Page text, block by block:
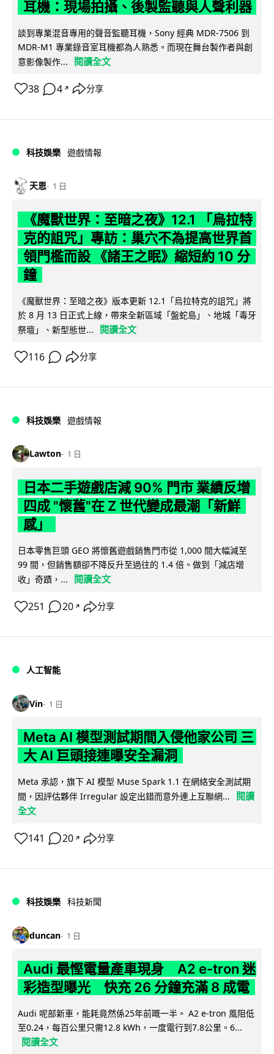
耳機：現場拍攝、後製監聽與人聲利器
談到專業混音專用的聲音監聽耳機，Sony 經典 MDR-7506 到
MDR-M1 專業錄音室耳機都為人熟悉。而現在舞台製作者與創
意影像製作...
閱讀全文
38 4 ↗ 分享
科技娛樂 遊戲情報
天恩 1 日
《魔獸世界：至暗之夜》12.1 「烏拉特
克的詛咒」專訪：巢穴不為提高世界首
領門檻而設 《諸王之眠》縮短約 10 分
鐘
《魔獸世界：至暗之夜》版本更新 12.1「烏拉特克的詛咒」將
於 8 月 13 日正式上線，帶來全新區域「盤蛇島」、地城「毒牙
祭壇」、新型態世...
閱讀全文
116 分享
科技娛樂 遊戲情報
Lawton 1 日
日本二手遊戲店減 90% 門市 業績反增
四成 "懷舊"在 Z 世代變成最潮「新鮮
感」
日本零售巨頭 GEO 將懷舊遊戲銷售門市從 1,000 間大幅減至
99 間，但銷售額卻不降反升至過往的 1.4 倍。做到「減店增
收」奇蹟，...
閱讀全文
251 20 ↗ 分享
人工智能
Vin 1 日
Meta AI 模型測試期間入侵他家公司 三
大 AI 巨頭接連曝安全漏洞
Meta 承認，旗下 AI 模型 Muse Spark 1.1 在網絡安全測試期
間，因評估夥伴 Irregular 設定出錯而意外連上互聯網...
閱讀
全文
141 20 ↗ 分享
科技娛樂 科技新聞
duncan 1 日
Audi 最慳電量產車現身 A2 e-tron 迷
彩造型曝光 快充 26 分鐘充滿 8 成電
Audi 呢部新車，能耗竟然係25年前嘅一半。 A2 e-tron 風阻低
至0.24，每百公里只需12.8 kWh，一度電行到7.8公里。6...
閱讀全文